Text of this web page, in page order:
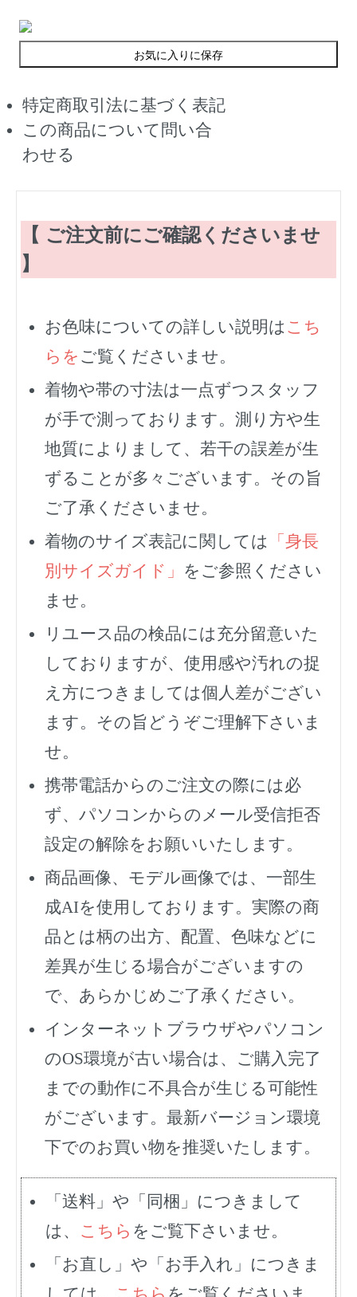
お気に入りに保存
特定商取引法に基づく表記
この商品について問い合
わせる
【 ご注文前にご確認くださいませ
】
お色味についての詳しい説明は こち
らを ご覧くださいませ。
着物や帯の寸法は一点ずつスタッフ
が手で測っております。測り方や生
地質によりまして、若干の誤差が生
ずることが多々ございます。その旨
ご了承くださいませ。
着物のサイズ表記に関しては
「身長
別サイズガイド」 をご参照ください
ませ。
リユース品の検品には充分留意いた
しておりますが、使用感や汚れの捉
え方につきましては個人差がござい
ます。その旨どうぞご理解下さいま
せ。
携帯電話からのご注文の際には必
ず、 パソコンからのメール受信拒否
設定の解除をお願いいたします。
商品画像、モデル画像では、一部生
成AIを使用しております。実際の商
品とは柄の出方、配置、色味などに
差異が生じる場合がございますの
で、あらかじめご了承ください。
インターネットブラウザやパソコン
のOS環境が古い場合は、ご購入完了
までの動作に不具合が生じる可能性
がございます。最新バージョン環境
下でのお買い物を推奨いたします。
「送料」や「同梱」につきまして
は、 こちら をご覧下さいませ。
「お直し」や「お手入れ」につきま